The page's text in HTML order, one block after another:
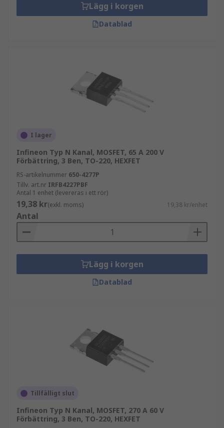
Lägg i korgen
Datablad
I lager
Infineon Typ N Kanal, MOSFET, 65 A 200 V
Förbättring, 3 Ben, TO-220, HEXFET
RS-artikelnummer 650-4277P
Tillv. art.nr IRFB4227PBF
Antal 1 enhet (levereras i ett rör)
19,38 kr(exkl. moms) 19,38 kr/enhet
Antal
Lägg i korgen
Datablad
Tillfälligt slut
Infineon Typ N Kanal, MOSFET, 270 A 60 V
Förbättring, 3 Ben, TO-220, HEXFET